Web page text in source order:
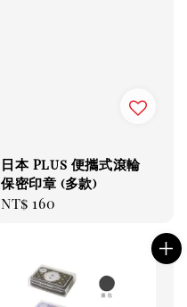
日本 Plus 便攜式滾輪
保密印章 (多款)
Regular
NT$ 160